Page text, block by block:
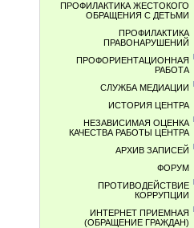
ПРОФИЛАКТИКА ЖЕСТОКОГО
ОБРАЩЕНИЯ С ДЕТЬМИ
ПРОФИЛАКТИКА
ПРАВОНАРУШЕНИЙ
ПРОФОРИЕНТАЦИОННАЯ
РАБОТА
СЛУЖБА МЕДИАЦИИ
ИСТОРИЯ ЦЕНТРА
НЕЗАВИСИМАЯ ОЦЕНКА
КАЧЕСТВА РАБОТЫ ЦЕНТРА
АРХИВ ЗАПИСЕЙ
ФОРУМ
ПРОТИВОДЕЙСТВИЕ
КОРРУПЦИИ
ИНТЕРНЕТ ПРИЕМНАЯ
(ОБРАЩЕНИЕ ГРАЖДАН)